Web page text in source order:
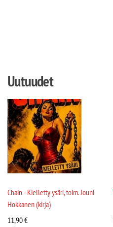
Uutuudet
Chain - Kielletty ysäri, toim. Jouni
Hokkanen (kirja)
11,90€